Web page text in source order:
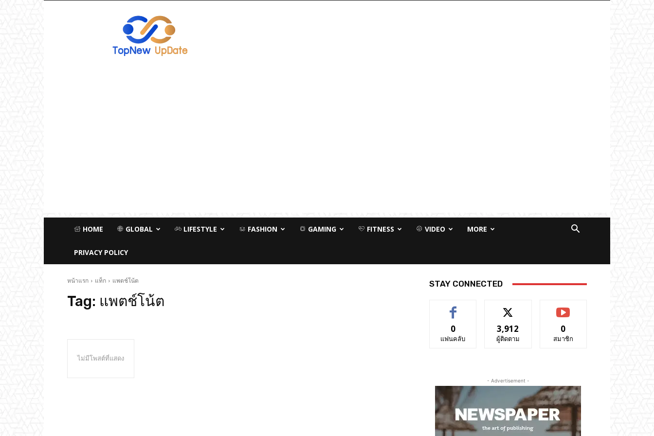
HOME GLOBAL LIFESTYLE FASHION GAMING FITNESS VIDEO MORE
PRIVACY POLICY
หน้าแรก แท็ก แพตช์โน้ต
Tag: แพตช์โน้ต
ไม่มีโพสต์ที่แสดง
STAY CONNECTED
0
แฟนคลับ
3,912
ผู้ติดตาม
0
สมาชิก
- Advertisement -